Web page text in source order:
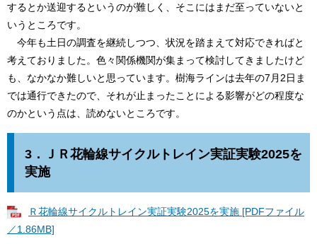
するとか送迎するというのが難しく、そこにはまだ至っていないと
いうところです。
今年も土日の調査を継続しつつ、状況を踏まえて対応できればと
考えておりました。色々関係機関が集まって検討してきましたけど
も、なかなか難しいと思っています。樹海ラインは去年の7月2日ま
では通行できたので、それが止まったことによる影響がどの程度な
のかという点は、読めないところです。​
3．
ＪＲ花輪線サイクルトレイン実証実験2025を
実施
Ｒ花輪線サイクルトレイン実証実験2025を実施 [PDFファイル
／1.86MB]